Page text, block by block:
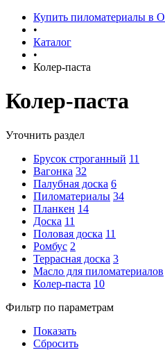
Купить пиломатериалы в
•
Каталог
•
Колер-паста
Колер-паста
Уточнить раздел
Брусок строганный 11
Вагонка 32
Палубная доска 6
Пиломатериалы 34
Планкен 14
Доска 11
Половая доска 11
Ромбус 2
Террасная доска 3
Масло для пиломатериалов
Колер-паста 10
Фильтр по параметрам
Показать
Сбросить